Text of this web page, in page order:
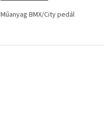
Műanyag BMX/City pedál